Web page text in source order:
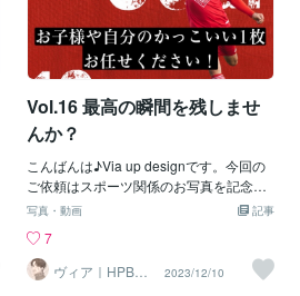
いただけたら もっと嬉しいです✨
贈り物で溢れます様に・・・愛と光を込
めて
Vol.16 最高の瞬間を残しませ
んか？
こんばんは♪Via up designです。今回の
ご依頼はスポーツ関係のお写真を記念に
「かっこよく残したい」とのお声からお
く編集させていただき記念品にするとい
うご依頼をいただきました。お子様の画
像なので今回お見せする事ができないの
記事
写真・動画
7
ヴィア｜HPB集
客特化デザイナ
2023/12/10